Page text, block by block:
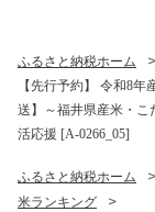
ふるさと納税ホーム
【先行予約】 令和8
送】～福井県産米・こ
活応援 [A-0266_05]
ふるさと納税ホーム
米ランキング